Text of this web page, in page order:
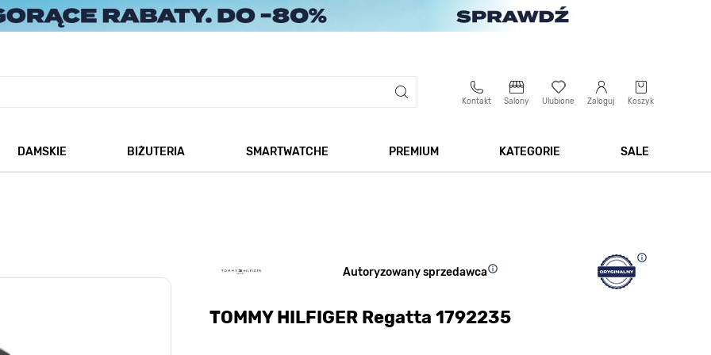
Kontakt Salony Ulubione Zaloguj Koszyk
DAMSKIE
BIŻUTERIA
SMARTWATCHE
PREMIUM
KATEGORIE
SALE
Autoryzowany sprzedawca
TOMMY HILFIGER Regatta 1792235